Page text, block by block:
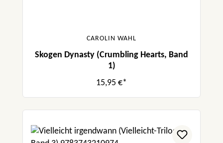
CAROLIN WAHL
Skogen Dynasty (Crumbling Hearts, Band
1)
15,95 €*